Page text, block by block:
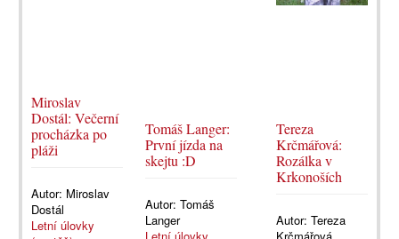
Miroslav
Dostál: Večerní
procházka po
pláži
Autor: Miroslav
Dostál
Letní úlovky
Tomáš Langer:
První jízda na
skejtu :D
Autor:Tomáš
Langer
Letní úlovky
Tereza
Krčmářová:
Rozálka v
Krkonoších
Autor:Tereza
Krčmářová